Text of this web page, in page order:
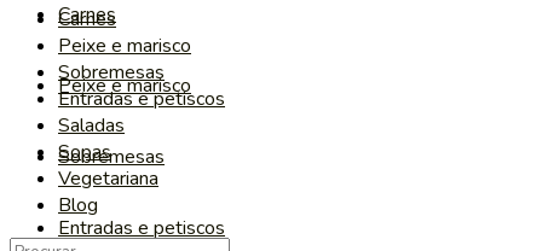
Carnes
Peixe e marisco
Sobremesas
Entradas e petiscos
Carnes
Peixe e marisco
Sobremesas
Entradas e petiscos
Saladas
Sopas
Vegetariana
Blog